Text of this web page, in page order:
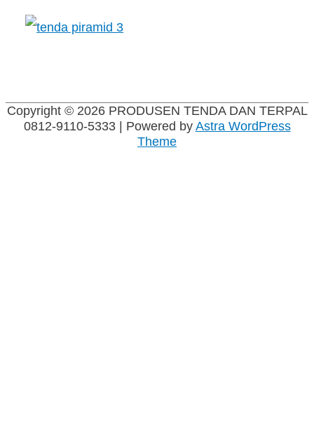
Copyright © 2026 PRODUSEN TENDA DAN TERPAL
0812-9110-5333| Powered byAstra WordPress
Theme